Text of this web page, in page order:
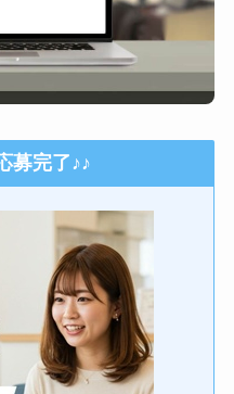
募完了♪♪